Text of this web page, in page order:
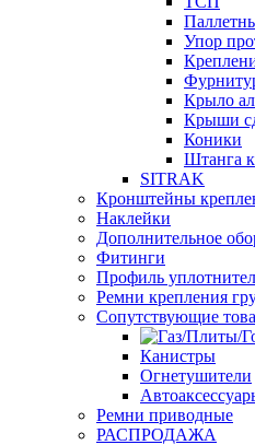
Упор
Крыло
Крыши
Коники
Штанга
SITRAK
Кронштейны
Наклейки
Дополнительное
Фитинги
Профиль
Ремни крепления
Сопутствующие
Канистры
Огнетушители
Ремни приводные
РАСПРОДАЖА